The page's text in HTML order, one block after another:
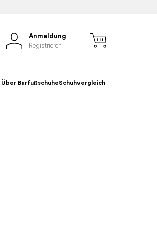
Anmeldung
Registrieren
Über BarfußschuheSchuhvergleich